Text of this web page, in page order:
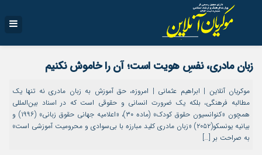
زبان مادری، نفسِ هویت است؛ آن را خاموش نکنیم
موکریان آنلاین | ابراهیم عثمانی | امروزه، حق آموزش به زبان مادری نه تنها یک
مطالبه فرهنگی، بلکه یک ضرورت انسانی و حقوقی است که در اسناد بین‌المللی
همچون «کنوانسیون حقوق کودک» (ماده ۳۰)، «اعلامیه جهانی حقوق زبانی» (۱۹۹۶) و
بیانیه یونسکو(۲۰۵۲) «زبان مادری کلید مبارزه با بی‌سوادی و محرومیت آموزشی است»
به صراحت بر […]